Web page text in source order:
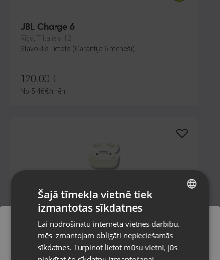
JBL Charge 6
Rīga, Tilta iela 12
Stāvoklis Lietots (Garantija 6 mēneši)
120.00 €
No 5.46€/mēn.
Apple Airpods Pro 2nd Gen (A3047;
A3048; A2968)
Liepāja, P. Brieža iela 14
Stāvoklis Lietots (Garantija 6 mēneši)
Pasūtījumi tiks piegādāti uz
RUSSIAN
Šajā tīmekļa vietnē tiek
izmantotas sīkdatnes
Lai nodrošinātu interneta vietnes darbību,
mēs izmantojam obligāti nepieciešamās
sīkdatnes. Turpinot lietot mūsu vietni, jūs